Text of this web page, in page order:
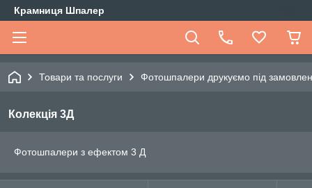
Крамниця Шпалер
Товари та послуги Фотошпалери друкуємо під
Колекція 3Д
Фотошпалери з ефектом 3 Д